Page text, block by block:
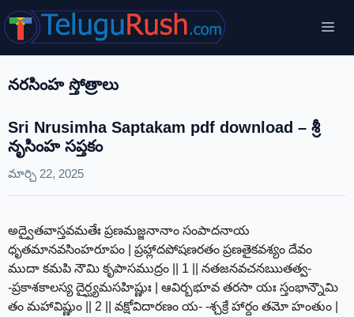
Skip
to
content
నరసింహ స్తోత్రాలు
Sri Nrusimha Saptakam pdf download – శ్రీ
నృసింహ సప్తకం
మార్చి 22, 2025
అద్వైతవాస్తవమతేః ప్రణమజ్జనానాం సంపాదనాయ
ధృతమానవసింహరూపం | ప్రహ్లాదపోషణరతం ప్రణతైకవశ్యం దేవం
ముదా కమపి నౌమి కృపాసముద్రం || 1 || నతజనవచనఋతత్వ-
-ప్రకాశకాలస్య దైర్ఘ్యమసహిష్ణుః | ఆవిర్బభూవ తరసా యః స్తంభాన్నౌమి
తం మహావిష్ణుం || 2 || వక్షోవిదారణం య- -శ్చక్రే హార్దం తమో హంతుం |